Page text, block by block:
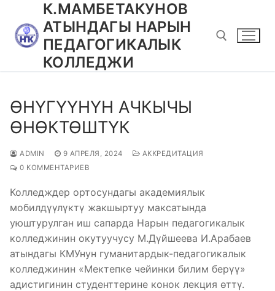
содержимому
К.МАМБЕТАКУНОВ
АТЫНДАГЫ НАРЫН
ПЕДАГОГИКАЛЫК
КОЛЛЕДЖИ
ӨНҮГҮҮНҮН АЧКЫЧЫ
ӨНӨКТӨШТҮК
ADMIN 9 АПРЕЛЯ, 2024
АККРЕДИТАЦИЯ
0 КОММЕНТАРИЕВ
Колледждер ортосундагы академиялык
мобилдүүлүктү жакшыртуу максатында
уюштурулган иш сапарда Нарын педагогикалык
колледжинин окутуучусу М.Дүйшеева И.Арабаев
атындагы КМУнун гуманитардык-педагогикалык
колледжинин «Мектепке чейинки билим берүү»
адистигинин студенттерине конок лекция өттү.